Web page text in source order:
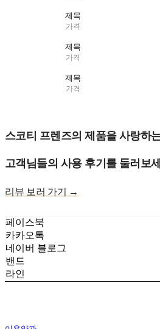
제목
가격
제목
가격
제목
가격
스코티 프렌즈의 제품을 사랑하
고객님들의 사용 후기를 둘러보
리뷰 보러 가기 →
페이스북
카카오톡
네이버 블로그
밴드
라인